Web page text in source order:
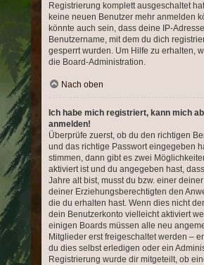
Registrierung komplett ausgeschaltet
keine neuen Benutzer mehr anmelden
könnte auch sein, dass deine IP-
Benutzername, mit dem du dich
gesperrt wurden. Um Hilfe zu erhalten,
die Board-Administration.
Nach oben
Ich habe mich registriert, kann mich
anmelden!
Überprüfe zuerst, ob du den richtigen
und das richtige Passwort eingegeben
stimmen, dann gibt es zwei
aktiviert ist und du angegeben hast,
Jahre alt bist, musst du bzw. einer
deiner Erziehungsberechtigten den
die du erhalten hast. Wenn dies nicht
dein Benutzerkonto vielleicht aktiviert
einigen Boards müssen alle neu
Mitglieder erst freigeschaltet werden –
du dies selbst erledigen oder ein
Registrierung wurde dir mitgeteilt, ob